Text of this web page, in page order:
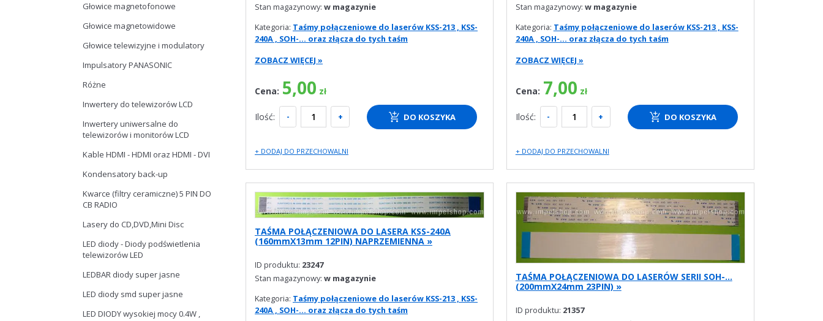
Głowice magnetofonowe
Głowice magnetowidowe
Głowice telewizyjne i modulatory
Impulsatory PANASONIC
Różne
Inwertery do telewizorów LCD
Inwertery uniwersalne do
telewizorów i monitorów LCD
Kable HDMI - HDMI oraz HDMI - DVI
Kondensatory back-up
Kwarce (filtry ceramiczne) 5 PIN DO
CB RADIO
Lasery do CD,DVD,Mini Disc
LED diody - Diody podświetlenia
telewizorów LED
LEDBAR diody super jasne
LED diody smd super jasne
LED DIODY wysokiej mocy 0.4W ,
Stan magazynowy: w magazynie
Kategoria: Taśmy połączeniowe do laserów KSS-213 , KSS-
240A , SOH-... oraz złącza do tych taśm
ZOBACZ WIĘCEJ »
Cena: 5,00 zł
Ilość: - + DO KOSZYKA
+ DODAJ DO PRZECHOWALNI
Stan magazynowy: w magazynie
Kategoria: Taśmy połączeniowe do laserów KSS-213 , KSS-
240A , SOH-... oraz złącza do tych taśm
ZOBACZ WIĘCEJ »
Cena: 7,00 zł
Ilość: - + DO KOSZYKA
+ DODAJ DO PRZECHOWALNI
TAŚMA POŁĄCZENIOWA DO LASERA KSS-240A
(160mmX13mm 12PIN) NAPRZEMIENNA »
ID produktu: 23247
Stan magazynowy: w magazynie
Kategoria: Taśmy połączeniowe do laserów KSS-213 , KSS-
240A , SOH-... oraz złącza do tych taśm
TAŚMA POŁĄCZENIOWA DO LASERÓW SERII SOH-...
(200mmX24mm 23PIN) »
ID produktu: 21357